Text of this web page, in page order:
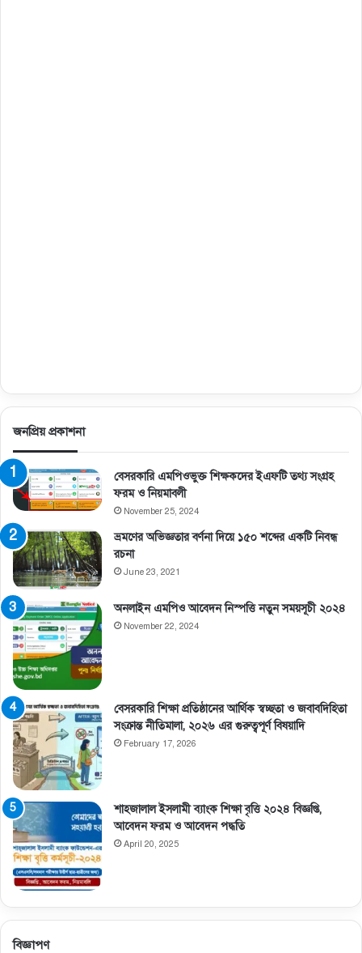
জনপ্রিয় প্রকাশনা
বেসরকারি এমপিওভুক্ত শিক্ষকদের ইএফটি তথ্য সংগ্রহ
ফরম ও নিয়মাবলী
November 25, 2024
ভ্রমণের অভিজ্ঞতার বর্ণনা দিয়ে ১৫০ শব্দের একটি নিবন্ধ
রচনা
June 23, 2021
অনলাইন এমপিও আবেদন নিস্পত্তি নতুন সময়সূচী ২০২৪
November 22, 2024
বেসরকারি শিক্ষা প্রতিষ্ঠানের আর্থিক স্বচ্ছতা ও জবাবদিহিতা
সংক্রান্ত নীতিমালা, ২০২৬ এর গুরুত্বপূর্ণ বিষয়াদি
February 17, 2026
শাহজালাল ইসলামী ব্যাংক শিক্ষা বৃত্তি ২০২৪ বিজ্ঞপ্তি,
আবেদন ফরম ও আবেদন পদ্ধতি
April 20, 2025
বিজ্ঞাপণ